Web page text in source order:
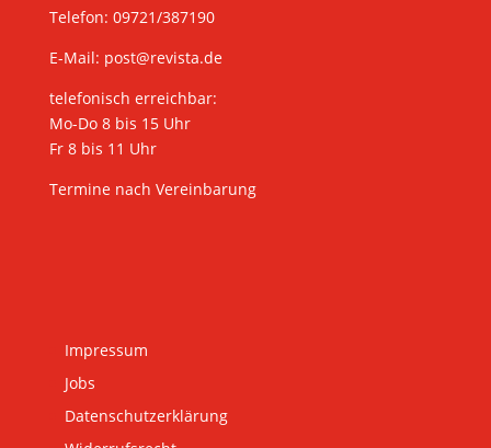
Telefon: 09721/387190
E-Mail: post@revista.de
telefonisch erreichbar:
Mo-Do 8 bis 15 Uhr
Fr 8 bis 11 Uhr
Termine nach Vereinbarung
Impressum
Jobs
Datenschutzerklärung